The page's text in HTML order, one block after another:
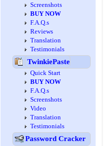
Screenshots
BUY NOW
F.A.Q.s
Reviews
Translation
Testimonials
TwinkiePaste
Quick Start
BUY NOW
F.A.Q.s
Screenshots
Video
Translation
Testimonials
Password Cracker